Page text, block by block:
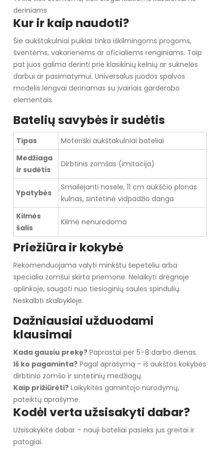
deriniams
Kur ir kaip naudoti?
Šie aukštakulniai puikiai tinka iškilmingoms progoms,
šventėms, vakarienėms ar oficialiems renginiams. Taip
pat juos galima derinti prie klasikinių kelnių ar suknelės
darbui ar pasimatymui. Universalus juodos spalvos
modelis lengvai derinamas su įvairiais garderobo
elementais.
Batelių savybės ir sudėtis
Tipas
Moteriški aukštakulniai bateliai
Medžiaga
ir sudėtis
Dirbtinis zomšas (imitacija)
Ypatybės
Smailėjanti nosele, 11 cm aukščio plonas
kulnas, sintetinė vidpadžio danga
Kilmės
šalis
Kilmė nenurodoma
Priežiūra ir kokybė
Rekomenduojama valyti minkštu šepetėliu arba
specialia zomšui skirta priemone. Nelaikyti drėgnoje
aplinkoje, saugoti nuo tiesioginių saulės spindulių.
Neskalbti skalbyklėje.
Dažniausiai užduodami
klausimai
Kada gausiu prekę?Paprastai per 5–8 darbo dienas.
Iš ko pagaminta?Pagal aprašymą – iš aukštos kokybės
dirbtinio zomšo ir sintetinių medžiagų.
Kaip prižiūrėti?Laikykitės gamintojo nurodymų,
pateiktų aprašyme.
Kodėl verta užsisakyti dabar?
Užsisakykite dabar – nauji bateliai pasieks jus greitai ir
patogiai.